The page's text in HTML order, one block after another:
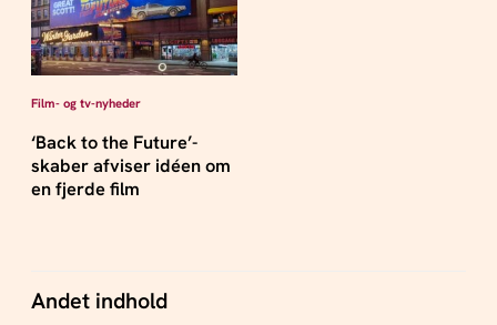
Film- og tv-nyheder
‘Back to the Future’-
skaber afviser idéen om
en fjerde film
Andet indhold